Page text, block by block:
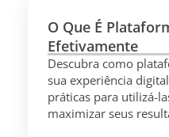
O Que É
Efetivamente
Descubra como
sua experiência
práticas para utilizá-
maximizar seus